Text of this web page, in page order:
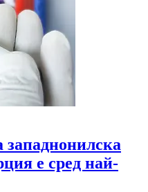
западнонилска
е сред най-